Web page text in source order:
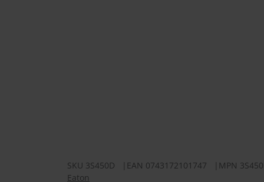
SKU 3S450D EAN 0743172101747 MPN
Eaton